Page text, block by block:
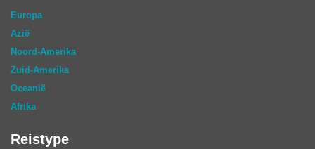
Europa
Azië
Noord-Amerika
Zuid-Amerika
Oceanië
Afrika
Reistype